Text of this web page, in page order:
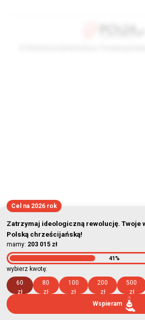
Cel na 2026 rok
Zatrzymaj ideologiczną rewolucję. Twoje
Polską chrześcijańską!
mamy: 203 015 zł
41%
wybierz kwotę:
60
zł
80
zł
100
zł
200
zł
500
zł
Wspieram